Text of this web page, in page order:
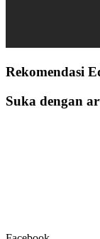
Rekomendasi
Suka dengan